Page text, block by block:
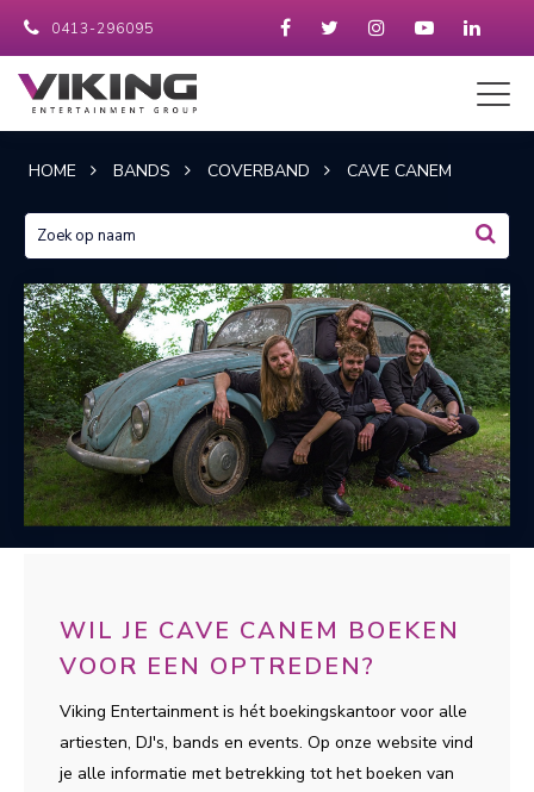
0413-296095
HOME BANDS COVERBAND CAVE CANEM
WIL JE CAVE CANEM BOEKEN
VOOR EEN OPTREDEN?
Viking Entertainment is hét boekingskantoor voor alle
artiesten, DJ's, bands en events. Op onze website vind
je alle informatie met betrekking tot het boeken van